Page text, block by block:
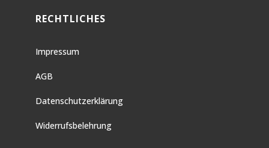
RECHTLICHES
Impressum
AGB
Datenschutzerklärung
Widerrufsbelehrung